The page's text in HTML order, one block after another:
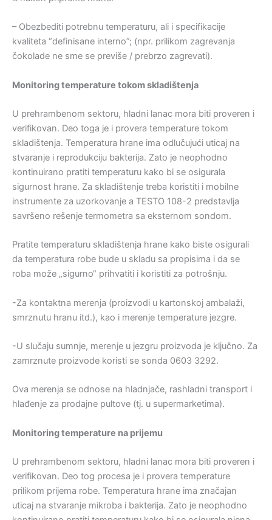
– Obezbediti potrebnu temperaturu, ali i specifikacije
kvaliteta “definisane interno”; (npr. prilikom zagrevanja
čokolade ne sme se previše / prebrzo zagrevati).
Monitoring temperature tokom skladištenja
U prehrambenom sektoru, hladni lanac mora biti proveren i
verifikovan. Deo toga je i provera temperature tokom
skladištenja. Temperatura hrane ima odlučujući uticaj na
stvaranje i reprodukciju bakterija. Zato je neophodno
kontinuirano pratiti temperaturu kako bi se osigurala
sigurnost hrane. Za skladištenje treba koristiti i mobilne
instrumente za uzorkovanje a TESTO 108-2 predstavlja
savršeno rešenje termometra sa eksternom sondom.
Pratite temperaturu skladištenja hrane kako biste osigurali
da temperatura robe bude u skladu sa propisima i da se
roba može „sigurno“ prihvatiti i koristiti za potrošnju.
-Za kontaktna merenja (proizvodi u kartonskoj ambalaži,
smrznutu hranu itd.), kao i merenje temperature jezgre.
-U slučaju sumnje, merenje u jezgru proizvoda je ključno. Za
zamrznute proizvode koristi se sonda 0603 3292.
Ova merenja se odnose na hladnjače, rashladni transport i
hlađenje za prodajne pultove (tj. u supermarketima).
Monitoring temperature na prijemu
U prehrambenom sektoru, hladni lanac mora biti proveren i
verifikovan. Deo tog procesa je i provera temperature
prilikom prijema robe. Temperatura hrane ima značajan
uticaj na stvaranje mikroba i bakterija. Zato je neophodno